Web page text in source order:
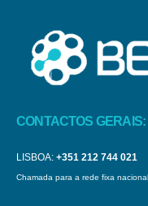
CONTACTOS GERAIS:
LISBOA: +351 212 744 021
Chamada para a rede fixa nacional